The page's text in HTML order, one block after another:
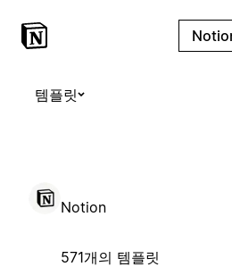
템플릿
Notion
571개의 템플릿